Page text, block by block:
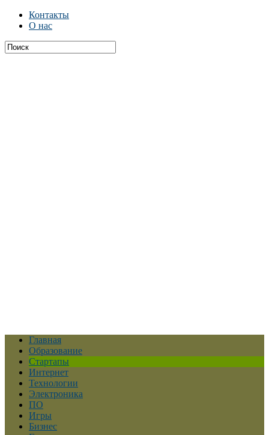
Контакты
О нас
Главная
Образование
Стартапы
Интернет
Технологии
Электроника
ПО
Игры
Бизнес